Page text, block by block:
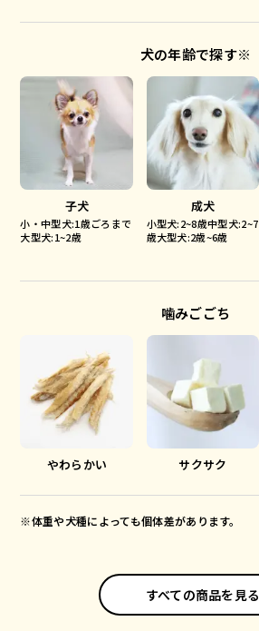
犬の年齢で探す※
子犬
小・中型犬:1歳ごろまで
大型犬:1~2歳
成犬
小型犬:2~8歳中型犬:2~7
歳大型犬:2歳~6歳
噛みごごち
やわらかい サクサク
※体重や犬種によっても個体差があります。
すべての商品を見る